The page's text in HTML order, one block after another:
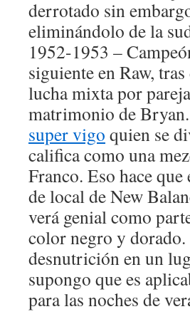
derrotado sin
eliminándolo de la
1952-1953 –
siguiente en Raw,
lucha mixta por
matrimonio de
super vigo quien se
califica como una
Franco. Eso hace
de local de New
verá genial como
color negro y dorado.
desnutrición en un
supongo que es
para las noches de